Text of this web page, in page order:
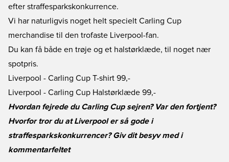
efter straffesparkskonkurrence.
Vi har naturligvis noget helt specielt Carling Cup
merchandise til den trofaste Liverpool-fan.
Du kan få både en trøje og et halstørklæde, til noget nær
spotpris.
Liverpool - Carling Cup T-shirt 99,-
Liverpool - Carling Cup Halstørklæde 99,-
Hvordan fejrede du Carling Cup sejren? Var den fortjent?
Hvorfor tror du at Liverpool er så gode i
straffesparkskonkurrencer? Giv dit besyv med i
kommentarfeltet